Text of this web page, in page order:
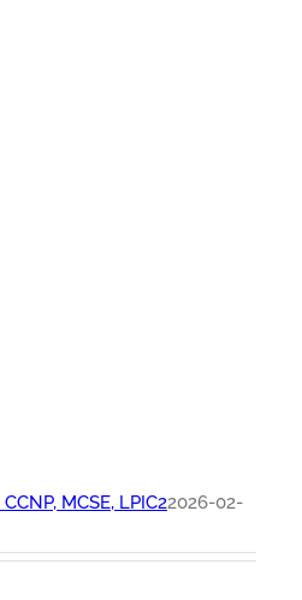
MCSE, LPIC22026-02-